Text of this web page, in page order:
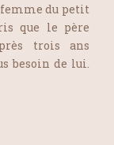
femme du petit
que le père
trois ans
besoin de lui.